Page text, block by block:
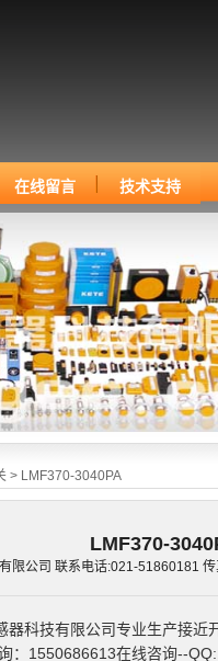
在线留言 技术支持
> LMF370-3040PA
LMF370-
限公司 联系电话:021-51860181
器科技有限公司专业生产接
：1550686613在线咨询--